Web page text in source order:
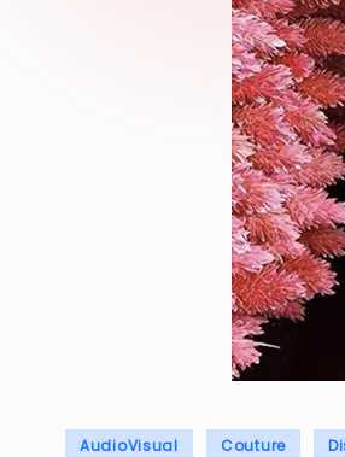
Publicado
AudioVisual Couture